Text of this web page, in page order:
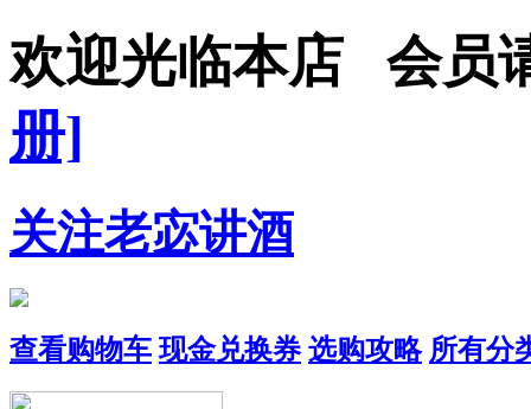
欢迎光临本店 会员
册]
关注老宓讲酒
查看购物车 现金兑换券 选购攻略 所有分